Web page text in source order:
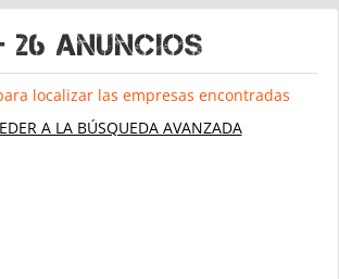
26 Anuncios
localizar las empresas encontradas
A LA BÚSQUEDA AVANZADA